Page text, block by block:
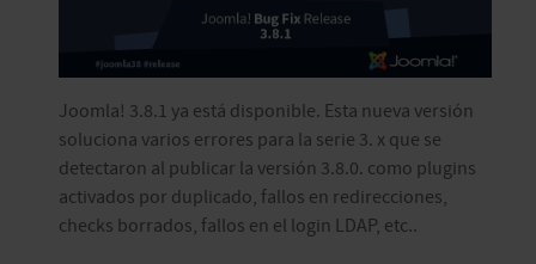
Joomla! 3.8.1 ya está disponible. Esta nueva versión
soluciona varios errores para la serie 3. x que se
detectaron al publicar la versión 3.8.0. como plugins
activados por duplicado, fallos en redirecciones,
checks borrados, fallos en el login LDAP, etc..